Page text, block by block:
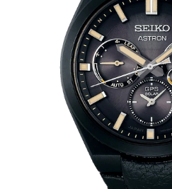
P
L
A
Y